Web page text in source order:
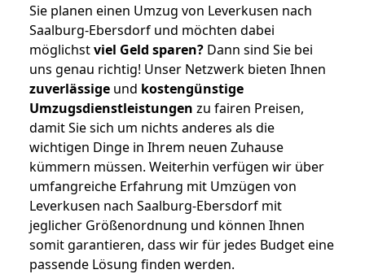
Sie planen einen Umzug von Leverkusen nach
Saalburg-Ebersdorf und möchten dabei
möglichstviel Geld sparen? Dann sind Sie bei
uns genau richtig! Unser Netzwerk bieten Ihnen
zuverlässige und kostengünstige
Umzugsdienstleistungen zu fairen Preisen,
damit Sie sich um nichts anderes als die
wichtigen Dinge in Ihrem neuen Zuhause
kümmern müssen. Weiterhin verfügen wir über
umfangreiche Erfahrung mit Umzügen von
Leverkusen nach Saalburg-Ebersdorf mit
jeglicher Größenordnung und können Ihnen
somit garantieren, dass wir für jedes Budget eine
passende Lösung finden werden.